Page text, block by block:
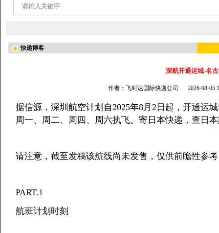
快递博客
深航开通运城-名
作者：飞时达国际快递公司 2026-08-05
据信源，深圳航空计划自2025年8月2日起，开通运
周一、周二、周四、周六执飞。寄日本快递，查日本
请注意，截至发稿该航线尚未发售，仅供前瞻性参
PART.1
航班计划时刻